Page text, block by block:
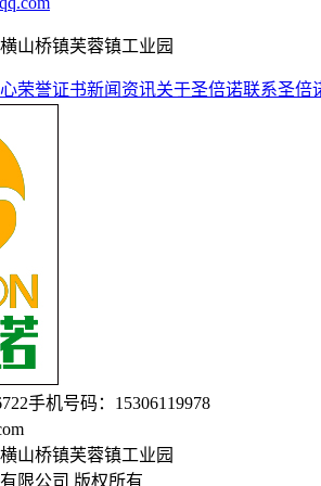
山桥镇芙蓉镇工业园
荣誉证书新闻资讯关于圣倍诺联系圣倍
手机号码：15306119978
山桥镇芙蓉镇工业园
限公司 版权所有